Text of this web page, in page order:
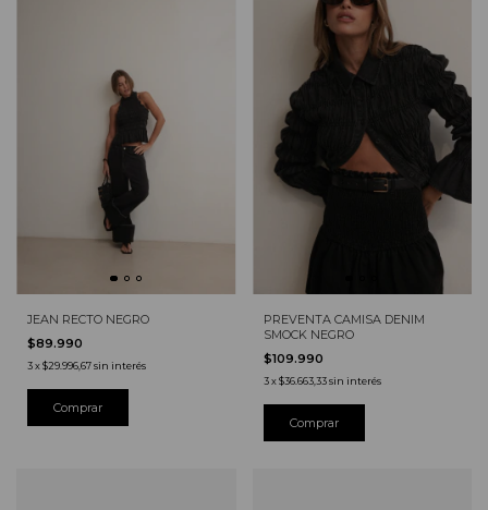
JEAN RECTO NEGRO
$89.990
3x$29.996,67sin interés
Comprar
PREVENTA CAMISA DENIM
SMOCK NEGRO
$109.990
3 x$36.663,33 sin interés
Comprar